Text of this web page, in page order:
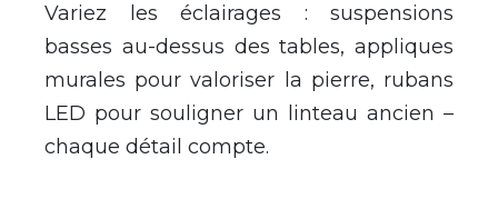
Variez les éclairages : suspensions
basses au-dessus des tables, appliques
murales pour valoriser la pierre, rubans
LED pour souligner un linteau ancien –
chaque détail compte.